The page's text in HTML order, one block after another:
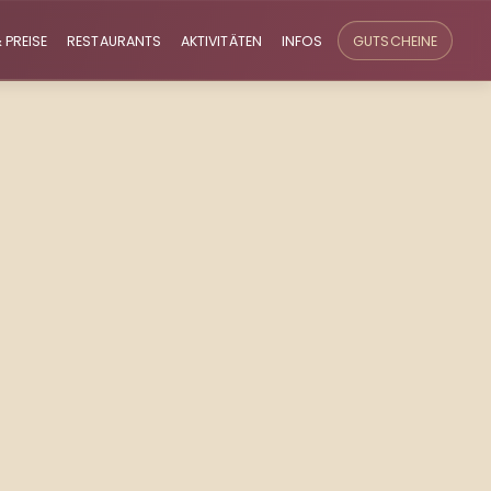
RESTAURANTS AKTIVITÄTEN INFOS GUTSCHEINE